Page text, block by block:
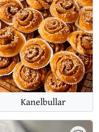
Kanelbullar